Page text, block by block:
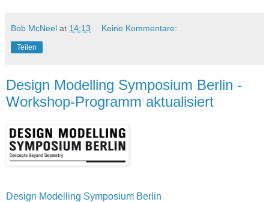
Bob McNeel at 14:13 Keine Kommentare:
Teilen
Design Modelling Symposium Berlin -
Workshop-Programm aktualisiert
Design Modelling Symposium Berlin